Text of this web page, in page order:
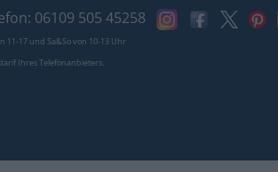
06109 505 45258
11-17 und Sa&So von 10-13 Uhr
Ihres Telefonanbieters.